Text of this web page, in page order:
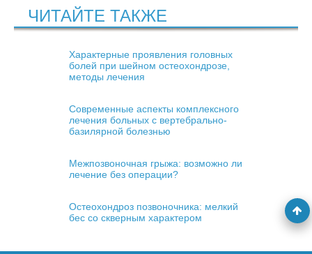
ЧИТАЙТЕ ТАКЖЕ
Характерные проявления головных
болей при шейном остеохондрозе,
методы лечения
Современные аспекты комплексного
лечения больных с вертебрально-
базилярной болезнью
Межпозвоночная грыжа: возможно ли
лечение без операции?
Остеохондроз позвоночника: мелкий
бес со скверным характером